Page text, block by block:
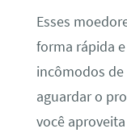
Esses
forma rápida
incômodos
aguardar o
você